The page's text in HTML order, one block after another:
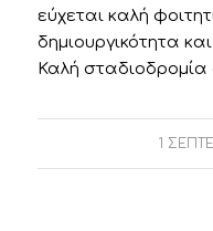
εύχεται καλή
δημιουργικότητα
Καλή
1